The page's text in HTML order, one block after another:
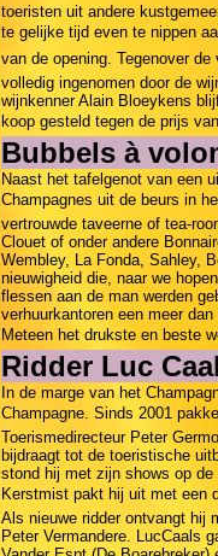
toeristen uit andere
te gelijke tijd even te nippen
van de opening. Tegenover
volledig ingenomen door de
wijnkenner Alain Bloeykens
koop gesteld tegen de prijs van
Bubbels à
Naast het tafelgenot van een
Champagnes uit de beurs in
vertrouwde taveerne of tea-
Clouet of onder andere
Wembley, La Fonda, Sahley,
nieuwigheid die, naar we
flessen aan de man werden
verhuurkantoren een meer
Meteen het drukste en beste
Ridder Luc
In de marge van het
Champagne. Sinds 2001
Toerismedirecteur Peter
bijdraagt tot de toeristische
stond hij met zijn shows op
Kerstmist pakt hij uit met een
Als nieuwe ridder ontvangt hij
Peter Vermandere. LucCaals